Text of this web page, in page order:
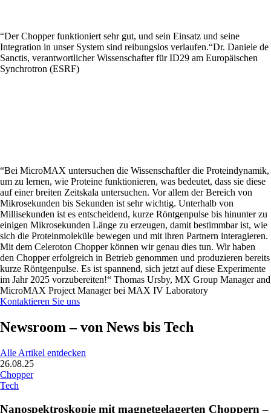
“Der Chopper funktioniert sehr gut, und sein Einsatz und seine
Integration in unser System sind reibungslos verlaufen.“Dr. Daniele de
Sanctis, verantwortlicher Wissenschafter für ID29 am Europäischen
Synchrotron (ESRF)
“Bei MicroMAX untersuchen die Wissenschaftler die Proteindynamik,
um zu lernen, wie Proteine funktionieren, was bedeutet, dass sie diese
auf einer breiten Zeitskala untersuchen. Vor allem der Bereich von
Mikrosekunden bis Sekunden ist sehr wichtig. Unterhalb von
Millisekunden ist es entscheidend, kurze Röntgenpulse bis hinunter zu
einigen Mikrosekunden Länge zu erzeugen, damit bestimmbar ist, wie
sich die Proteinmoleküle bewegen und mit ihren Partnern interagieren.
Mit dem Celeroton Chopper können wir genau dies tun. Wir haben
den Chopper erfolgreich in Betrieb genommen und produzieren bereits
kurze Röntgenpulse. Es ist spannend, sich jetzt auf diese Experimente
im Jahr 2025 vorzubereiten!“ Thomas Ursby, MX Group Manager and
MicroMAX Project Manager bei MAX IV Laboratory
Kontaktieren Sie uns
Newsroom – von News bis Tech
Alle Artikel entdecken
26.08.25
Chopper
Tech
Nanospektroskopie mit magnetgelagerten Choppern –